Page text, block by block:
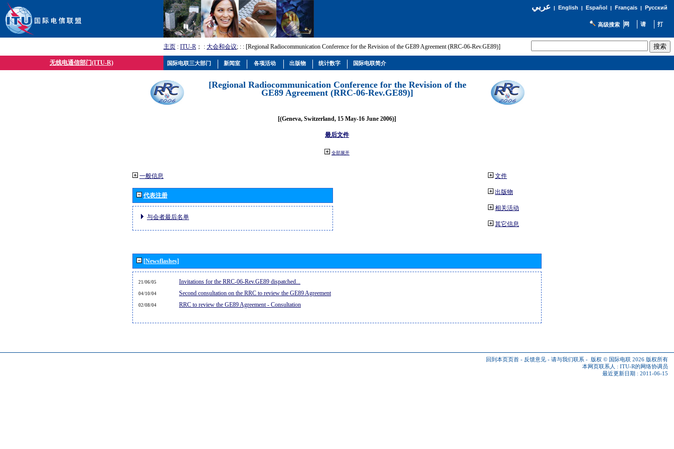
عربي| English | Español | Français| Русский
高级搜索
主页 : ITU-R ； : 大会和会议; : : [Regional Radiocommunication Conference for the Revision of the GE89 Agreement (RRC-06-Rev.GE89)]
无线电通信部门(ITU-R)
[Regional Radiocommunication Conference for the Revision of the
GE89 Agreement (RRC-06-Rev.GE89)]
[(Geneva, Switzerland, 15 May-16 June 2006)]
最后文件
全部展开
一般信息
代表注册
与会者最后名单
文件
出版物
相关活动
其它信息
[Newsflashes]
21/06/05 Invitations for the RRC-06-Rev.GE89 dispatched...
04/10/04 Second consultation on the RRC to review the GE89 Agreement
02/08/04 RRC to review the GE89 Agreement - Consultation
回到本页页首 - 反馈意见 - 请与我们联系 - 版权 © 国际电联 2026 版权所有
本网页联系人 : ITU-R的网络协调员
最近更新日期 : 2011-06-15
国际电联三大部门 新闻室 各项活动 出版物 统计数字 国际电联简介